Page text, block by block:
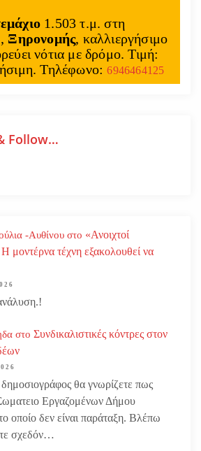
1.503 τ.μ. στη
Ξηρονομής, καλλιεργήσιμο
νότια με δρόμο. Τιμή:
Τηλέφωνο:6946464125
Follow…
-Αυθίνου στο «Ανοιχτοί
μοντέρνα τέχνη εξακολουθεί να
στο Συνδικαλιστικές κόντρες στον
δημοσιογράφος θα γνωρίζετε πως
Εργαζομένων Δήμου
οποίο δεν είναι παράταξη. Βλέπω
σχεδόν…